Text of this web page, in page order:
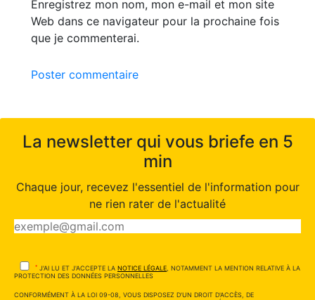
Enregistrez mon nom, mon e-mail et mon site
Web dans ce navigateur pour la prochaine fois
que je commenterai.
Poster commentaire
La newsletter qui vous briefe en 5
min
Chaque jour, recevez l'essentiel de l'information pour
ne rien rater de l'actualité
* J'AI LU ET J'ACCEPTE LA NOTICE LÉGALE, NOTAMMENT LA MENTION RELATIVE À LA
PROTECTION DES DONNÉES PERSONNELLES
CONFORMÉMENT À LA LOI 09-08, VOUS DISPOSEZ D'UN DROIT D'ACCÈS, DE